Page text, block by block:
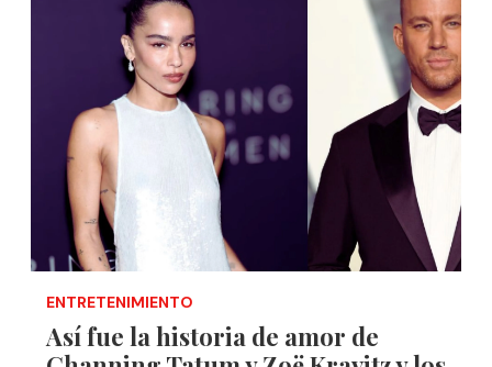
ENTRETENIMIENTO
Así fue la historia de amor de